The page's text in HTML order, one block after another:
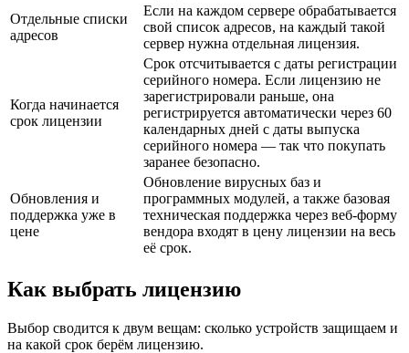
Отдельные списки
адресов
Если на каждом сервере обрабатывается
свой список адресов, на каждый такой
сервер нужна отдельная лицензия.
Когда начинается
срок лицензии
Срок отсчитывается с даты регистрации
серийного номера. Если лицензию не
зарегистрировали раньше, она
регистрируется автоматически через 60
календарных дней с даты выпуска
серийного номера — так что покупать
заранее безопасно.
Обновления и
поддержка уже в
цене
Обновление вирусных баз и
программных модулей, а также базовая
техническая поддержка через веб-форму
вендора входят в цену лицензии на весь
её срок.
Как выбрать лицензию
Выбор сводится к двум вещам: сколько устройств защищаем и
на какой срок берём лицензию.